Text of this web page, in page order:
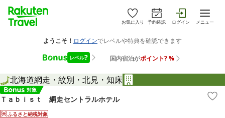
お気に入り 予約確認 ログイン メニュー
北海道網走・紋別・北見・知床
Ｔａｂｉｓｔ 網走セントラルホテル
ふるさと納税対象